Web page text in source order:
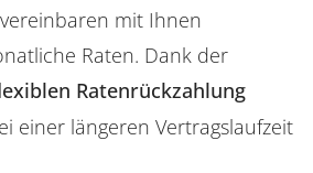
mit Ihnen
Raten. Dank der
Ratenrückzahlung
einer längeren Vertragslaufzeit